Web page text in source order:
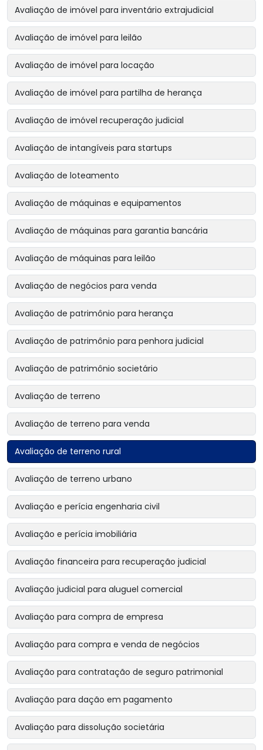
Avaliação de imóvel para inventário extrajudicial
Avaliação de imóvel para leilão
Avaliação de imóvel para locação
Avaliação de imóvel para partilha de herança
Avaliação de imóvel recuperação judicial
Avaliação de intangíveis para startups
Avaliação de loteamento
Avaliação de máquinas e equipamentos
Avaliação de máquinas para garantia bancária
Avaliação de máquinas para leilão
Avaliação de negócios para venda
Avaliação de patrimônio para herança
Avaliação de patrimônio para penhora judicial
Avaliação de patrimônio societário
Avaliação de terreno
Avaliação de terreno para venda
Avaliação de terreno rural
Avaliação de terreno urbano
Avaliação e perícia engenharia civil
Avaliação e perícia imobiliária
Avaliação financeira para recuperação judicial
Avaliação judicial para aluguel comercial
Avaliação para compra de empresa
Avaliação para compra e venda de negócios
Avaliação para contratação de seguro patrimonial
Avaliação para dação em pagamento
Avaliação para dissolução societária